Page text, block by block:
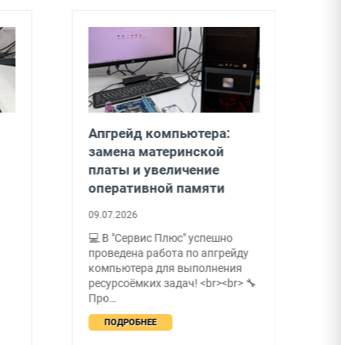
Апгрейд компьютера:
замена материнской
платы и увеличение
оперативной памяти
09.07.2026
💻 В "Сервис Плюс" успешно
проведена работа по апгрейду
компьютера для выполнения
ресурсоёмких задач! <br><br> 🔧
Про…
ПОДРОБНЕЕ